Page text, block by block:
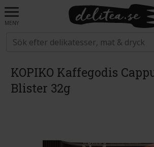
MENY
KOPIKO Kaffegodis
Blister 32g